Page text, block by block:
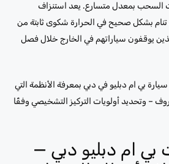
السحب بمعدل متسارع. يعد استنزاف
تنام بشكل صحيح في الحرارة شكوى ثابتة من
يوقفون سياراتهم في الخارج خلال فصل
بي ام دبليو في دبي بمعرفة الأنظمة التي
– وتحديد أولويات التركيز التشخيصي وفقًا
بي ام دبليو دبي —